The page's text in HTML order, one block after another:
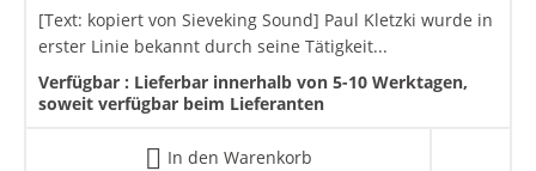
[Text: kopiert von Sieveking Sound] Paul Kletzki wurde in
erster Linie bekannt durch seine Tätigkeit...
Verfügbar : Lieferbar innerhalb von 5-10 Werktagen,
soweit verfügbar beim Lieferanten
In den Warenkorb